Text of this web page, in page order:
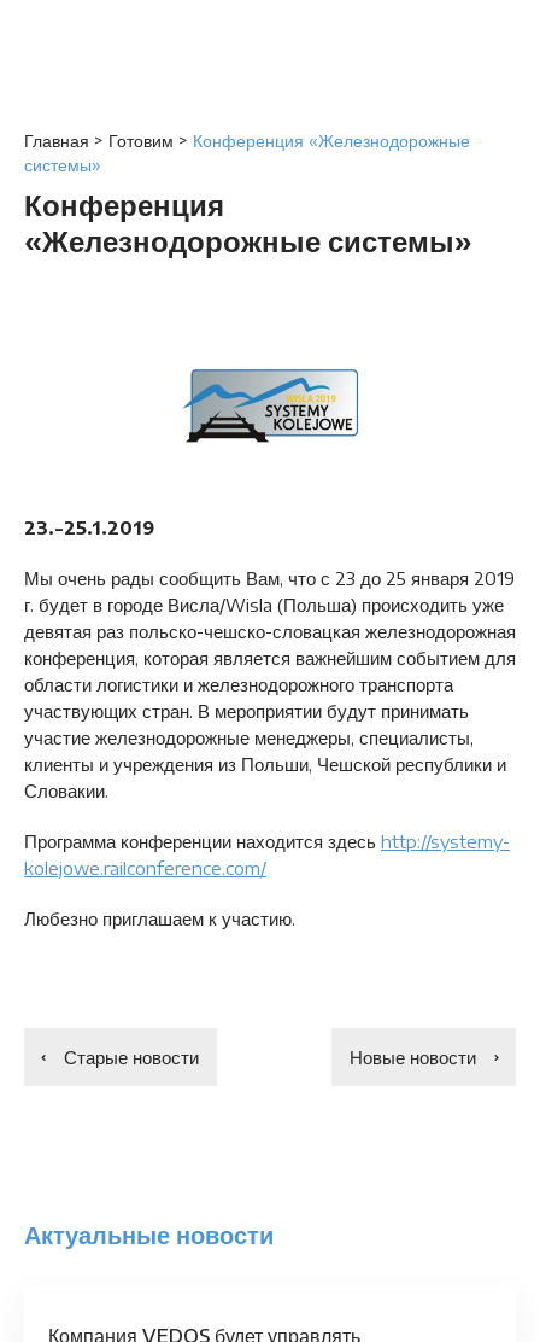
Главная > Готовим > Конференция «Железнодорожные
системы»
Конференция
«Железнодорожные системы»
23.-25.1.2019
Мы очень рады сообщить Вам, что с 23 до 25 января 2019
г. будет в городе Висла/Wisla (Польша) происходить уже
девятая раз польско-чешско-словацкая железнодорожная
конференция, которая является важнейшим событием для
области логистики и железнодорожного транспорта
участвующих стран. В мероприятии будут принимать
участие железнодорожные менеджеры, специалисты,
клиенты и учреждения из Польши, Чешской республики и
Словакии.
Программа конференции находится здесь http://systemy-
kolejowe.railconference.com/
Любезно приглашаем к участию.
Старые новости Новые новости
Актуальные новости
Компания VEDOS будет управлять